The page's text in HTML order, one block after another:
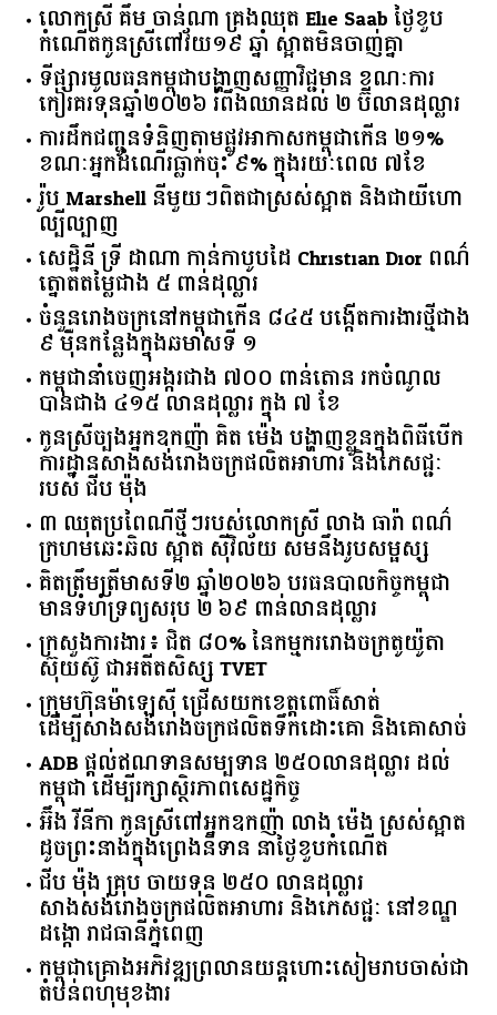
លោកស្រី គឹម ចាន់ណា គ្រងឈុត Elie Saab ថ្ងៃខួប
កំណើតកូនស្រីពៅវ័យ១៩ ឆ្នាំ ស្អាតមិនចាញ់គ្នា
ទីផ្សារ​មូលធន​កម្ពុជា​បង្ហាញ​សញ្ញា​វិជ្ជមាន​ ​ខណៈ​ការ​
កៀរគរ​ទុន​ឆ្នាំ​២០២៦​ ​រំពឹង​ឈានដល់​ ​២​ ​ប៊ីលាន​ដុល្លារ​
ការដឹកជញ្ជូនទំនិញតាមផ្លូវអាកាសកម្ពុជាកើន ២១%
ខណៈអ្នកដំណើរធ្លាក់ចុះ ៩% ក្នុងរយៈពេល ៧ខែ
រ៉ូប Marshell នីមួយៗពិតជាស្រស់ស្អាត និងជាយីហោ
ល្បីល្បាញ
សេដ្ឋិនី ទ្រី ដាណា កាន់កាបូបដៃ Christian Dior ពណ៌
ត្នោតតម្លៃជាង ៥ ពាន់ដុល្លារ
ចំនួន​រោងចក្រ​នៅ​កម្ពុជា​កើន​ ​៨៤៥​ ​បង្កើត​ការងារ​ថ្មី​ជាង​
​៩​ ​ម៉ឺន​កន្លែង​ក្នុង​ឆមាស​ទី ​១​
កម្ពុជានាំចេញអង្ករជាង ៧០០ ពាន់តោន រកចំណូល
បានជាង ៤១៥ លានដុល្លារ ក្នុង ៧ ខែ
កូនស្រីច្បងអ្នកឧកញ៉ា គិត ម៉េង បង្ហាញខ្លួនក្នុងពិធីបើក
ការដ្ឋានសាងសង់រោងចក្រផលិតអាហារ និងភេសជ្ជៈ
របស់ ជីប ម៉ុង
៣ ឈុតប្រពៃណីថ្មីៗរបស់លោកស្រី លាង ធារ៉ា ពណ៌
ក្រហមឆេះឆិល ស្អាត ​ស៊ីវិល័យ សមនឹងរូបសម្ផស្ស
គិត​ត្រឹមត្រីមាស​ទី​២​ ​ឆ្នាំ​២០២៦​ បរធន​បាលកិច្ច​កម្ពុជា​ ​
មាន​ទំហំ​ទ្រព្យ​សរុប​ ​២.៦៩​ ​ពាន់លាន​ដុល្លារ​
ក្រសួង​ការងារ​៖ ​ជិត​ ​៨០​% ​នៃ​កម្មករ​រោងចក្រ​តូយ៉ូតា ​
ស៊ុយ​ស៊ូ ​ជា​អតីត​សិស្ស​ ​TVET​
ក្រុមហ៊ុន​ម៉ាឡេស៊ី ជ្រើសយកខេត្ដពោធិ៍សាត់
ដើម្បីសាងសង់រោងចក្រផលិតទឹកដោះគោ និងគោសាច់
ADB ផ្តល់ឥណទានសម្បទាន ២៥០លានដុល្លារ ដល់
កម្ពុជា ដើម្បីរក្សាស្ថិរភាពសេដ្ឋកិច្ច
អ៊ឹង វីនីកា កូនស្រីពៅអ្នកឧកញ៉ា លាង ម៉េង ស្រស់ស្អាត
ដូចព្រះនាងក្នុងព្រេងនិទាន នាថ្ងៃខួបកំណើត
ជីប ម៉ុង គ្រុប ចាយទុន ២៥០ លានដុល្លារ
សាងសង់រោងចក្រផលិតអាហារ និងភេសជ្ជៈ នៅខណ្ឌ
ដង្កោ រាជធានីភ្នំពេញ
កម្ពុជា​គ្រោង​អភិវឌ្ឍ​ព្រលានយន្តហោះ​សៀមរាប​ចាស់​ជា​
តំបន់​ពហុ​មុខងារ​